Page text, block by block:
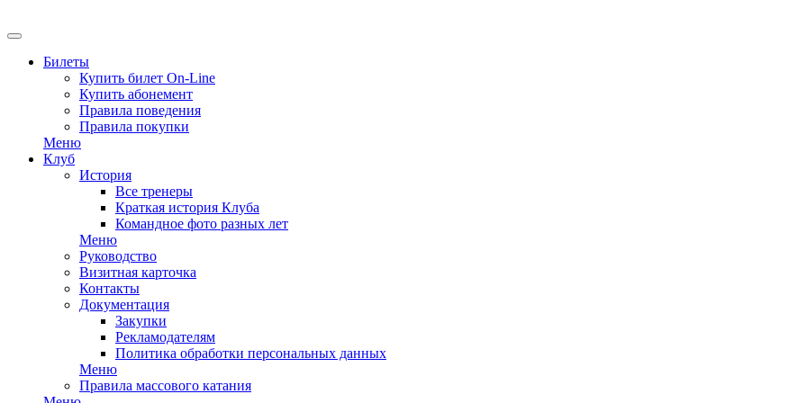
Билеты
Купить билет On-Line
Купить абонемент
Правила поведения
Правила покупки
Меню
Клуб
История
Все тренеры
Краткая история Клуба
Командное фото разных лет
Меню
Руководство
Визитная карточка
Контакты
Документация
Закупки
Рекламодателям
Политика обработки персональных данных
Меню
Правила массового катания